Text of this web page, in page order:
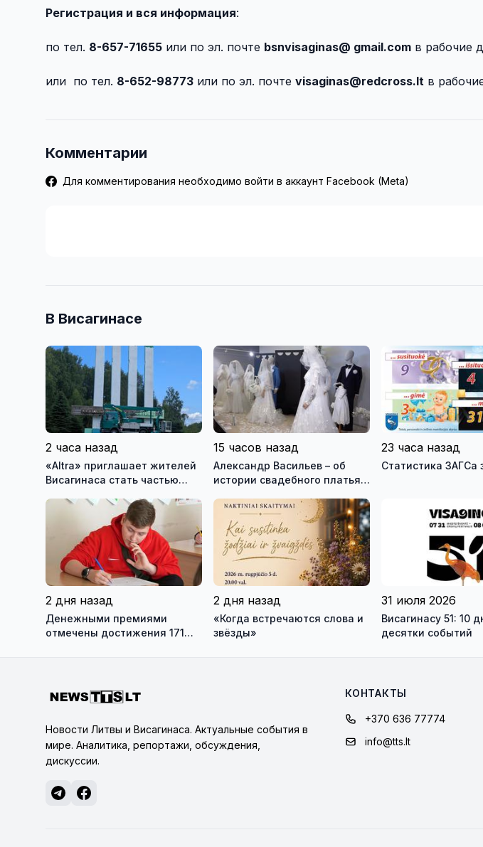
Регистрация и вся информация:
по тел. 8-657-71655 или по эл. почте bsnvisaginas@ gmail.com в рабочие
или по тел. 8-652-98773 или по эл. почте visaginas@redcross.lt в
Комментарии
Для комментирования необходимо войти в аккаунт Facebook (Meta)
В Висагинасе
2 часа назад
«Altra» приглашает жителей
Висагинаса стать частью
15 часов назад
Александр Васильев – об
истории свадебного платья и
истории моды (видео)
23 часа назад
Статистика ЗАГСа
2 дня назад
Денежными премиями
отмечены достижения 171
2 дня назад
«Когда встречаются слова и
звёзды»
31 июля 2026
Висагинасу 51: 10
десятки событий
Новости Литвы и Висагинаса. Актуальные события в
мире. Аналитика, репортажи, обсуждения,
дискуссии.
КОНТАКТЫ
+370 636 77774
info@tts.lt